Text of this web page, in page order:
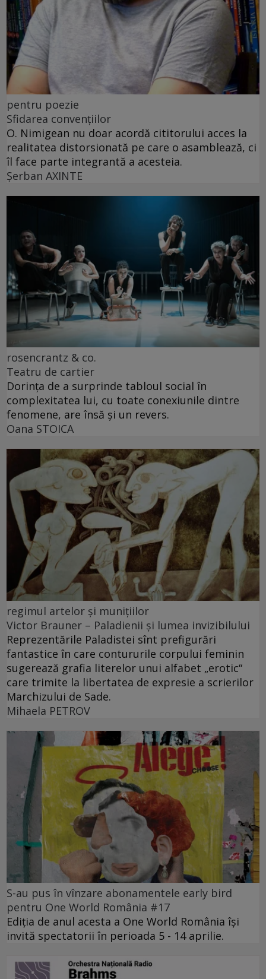
pentru poezie
Sfidarea convențiilor
O. Nimigean nu doar acordă cititorului acces la
realitatea distorsionată pe care o asamblează, ci
îl face parte integrantă a acesteia.
Şerban AXINTE
rosencrantz & co.
Teatru de cartier
Dorința de a surprinde tabloul social în
complexitatea lui, cu toate conexiunile dintre
fenomene, are însă și un revers.
Oana STOICA
regimul artelor şi muniţiilor
Victor Brauner – Paladienii și lumea invizibilului
Reprezentările Paladistei sînt prefigurări
fantastice în care contururile corpului feminin
sugerează grafia literelor unui alfabet „erotic“
care trimite la libertatea de expresie a scrierilor
Marchizului de Sade.
Mihaela PETROV
S-au pus în vînzare abonamentele early bird
pentru One World România #17
Ediția de anul acesta a One World România își
invită spectatorii în perioada 5 - 14 aprilie.